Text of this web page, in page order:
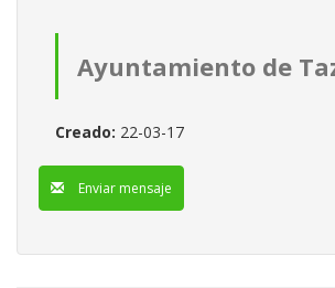
Ayuntamiento de
Creado: 22-03-17
Enviar mensaje